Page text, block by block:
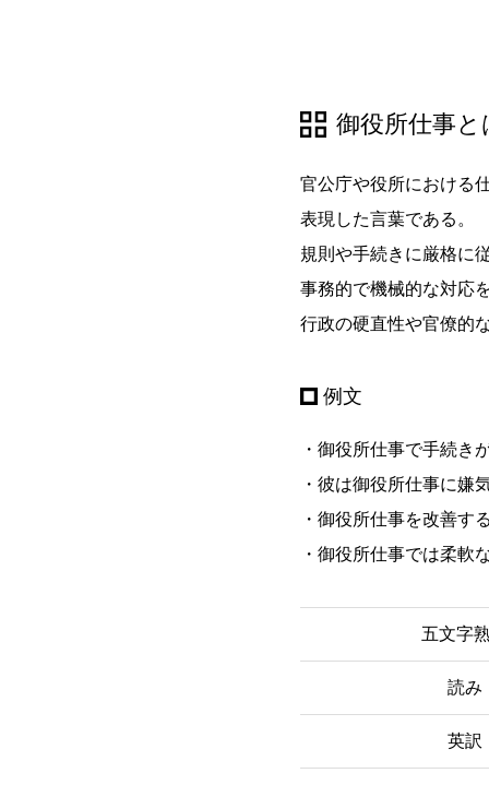
御役所仕事と
官公庁や役所における
表現した言葉である。
規則や手続きに厳格に
事務的で機械的な対応
行政の硬直性や官僚的
例文
・御役所仕事で手続き
・彼は御役所仕事に嫌
・御役所仕事を改善す
・御役所仕事では柔軟
五文字
読み
英訳